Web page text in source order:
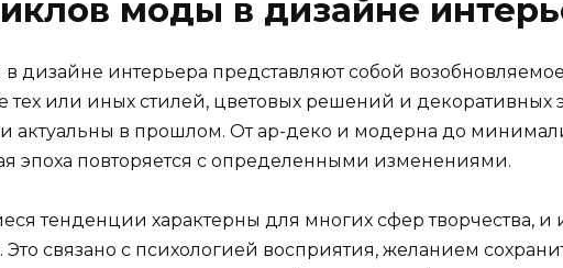
моды в дизайне
дизайне интерьера представляют собой возобновляемое
тех или иных стилей, цветовых решений и декоративных
актуальны в прошлом. От ар-деко и модерна до
эпоха повторяется с определенными изменениями.
тенденции характерны для многих сфер творчества, и
связано с психологией восприятия, желанием